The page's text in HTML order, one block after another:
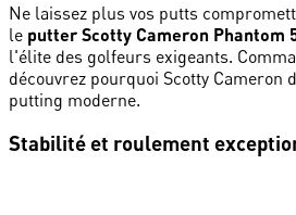
Ne laissez plus vos putts
le putter Scotty Cameron Phantom
l'élite des golfeurs exigeants.
découvrez pourquoi Scotty Cameron
putting moderne.
Stabilité et roulement